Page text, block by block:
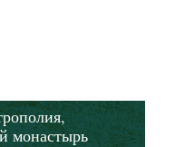
монастырь